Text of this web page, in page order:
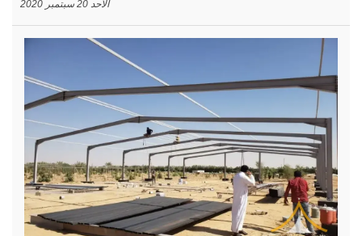
الأحد 20 سبتمبر 2020